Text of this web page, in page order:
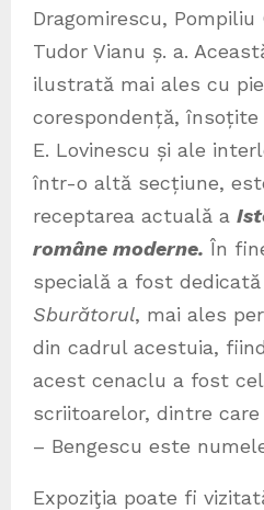
Dragomirescu,
Tudor Vianu ș. a.
ilustrată mai ales cu
corespondență,
E. Lovinescu și ale
într-o altă secțiune,
receptarea actuală a
române moderne. În
specială a fost
Sburătorul, mai ales
din cadrul acestuia,
acest cenaclu a fost
scriitoarelor, dintre
– Bengescu este
Expoziţia poate fi